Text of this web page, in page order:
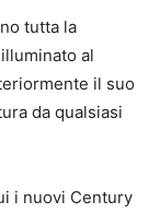
tutta la
al
il suo
da qualsiasi
i nuovi Century